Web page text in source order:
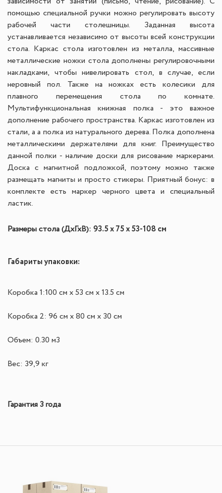
помощью специальной ручки можно регулировать высоту
рабочей части столешницы. Заданная высота
устанавливается независимо от высоты всей конструкции
стола. Каркас стола изготовлен из металла, массивные
металлические ножки стола дополнены регулировочными
накладками, чтобы нивелировать стол, в случае, если
неровный пол. Также на ножках есть колесики для
плавного перемещения стола по комнате.
Мультифункциональная книжная полка - это важное
дополнение рабочего пространства. Каркас изготовлен из
стали, а а полка из натурального дерева. Полка дополнена
металлическими держателями для книг. Преимущество
данной полки - наличие доски для рисование маркерами.
Доска с магнитной подложкой, поэтому можно также
размещать магниты и просто стикеры. Приятный бонус: в
комплекте есть маркер черного цвета и специальный
ластик.
Размеры стола (ДхГхВ): 93.5 х 75 х 53-108 см
Габариты упаковки:
Коробка 1:100 см х 53 см х 13.5 см
Коробка 2: 96 см х 80 см х 30 см
Объем: 0.30 м3
Вес: 39,9 кг
Гарантия 3 года